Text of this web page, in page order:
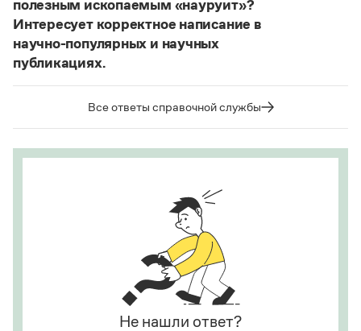
полезным ископаемым «науруит»?
Интересует корректное написание в
научно-популярных и научных
публикациях.
Изменение касается только официального
названия государства. Все остальные слова,
быть использованы в любых текстах. Здесь
на скользкую дорожку, уводящую в бездну
острейших дискуссий), что в русском языке
осталось прилагательноебелорусский
официальное название государства изменилось
Республика Беларусь. Имолдаване
молдаванами , когда государство
официально сталоМолдовой.
Все ответы справочной службы
Не нашли ответ?